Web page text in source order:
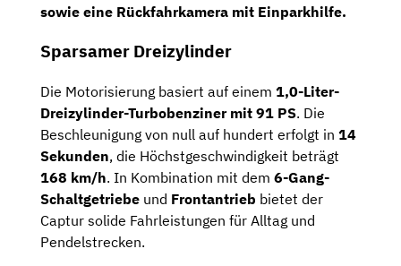
sowie eine Rückfahrkamera mit Einparkhilfe.
Sparsamer Dreizylinder
Die Motorisierung basiert auf einem 1,0-Liter-
Dreizylinder-Turbobenziner mit 91 PS. Die
Beschleunigung von null auf hundert erfolgt in 14
Sekunden, die Höchstgeschwindigkeit beträgt
168 km/h. In Kombination mit dem 6-Gang-
Schaltgetriebe und Frontantrieb bietet der
Captur solide Fahrleistungen für Alltag und
Pendelstrecken.